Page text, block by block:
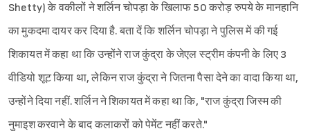
Shetty) के वकीलों ने शर्लिन चोपड़ा के खिलाफ 50 करोड़ रुपये के मानहानि
का मुकदमा दायर कर दिया है. बता दें कि शर्लिन चोपड़ा ने पुलिस में की गई
शिकायत में कहा था कि उन्होंने राज कुंद्रा के जेएल स्ट्रीम कंपनी के लिए 3
वीडियो शूट किया था, लेकिन राज कुंद्रा ने जितना पैसा देने का वादा किया था,
उन्होंने दिया नहीं. शर्लिन ने शिकायत में कहा था कि, "राज कुंद्रा जिस्म की
नुमाइश करवाने के बाद कलाकरों को पेमेंट नहीं करते."